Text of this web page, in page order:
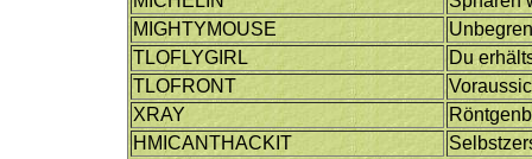
MIGHTYMOUSE
TLOFLYGIRL
Du
TLOFRONT
XRAY
HMICANTHACKIT